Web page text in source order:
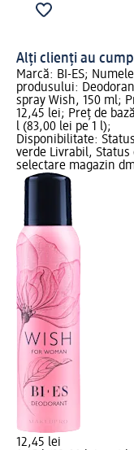
Alți clienți au
Marcă: BI-ES; Numele
produsului:
spray Wish, 150 ml;
12,45 lei; Preț de
l (83,00 lei pe 1 l);
Disponibilitate: Status
verde Livrabil, Status
selectare magazin
12,45 lei